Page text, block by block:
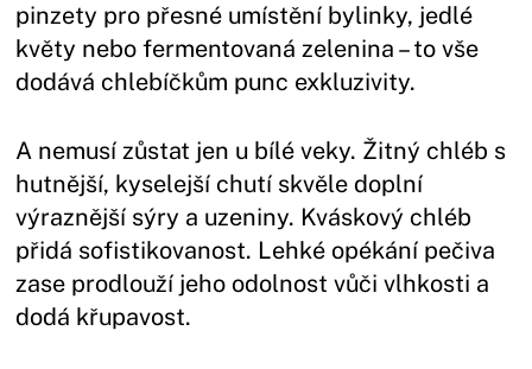
pinzety pro přesné umístění bylinky, jedlé
květy nebo fermentovaná zelenina – to vše
dodává chlebíčkům punc exkluzivity.
A nemusí zůstat jen u bílé veky. Žitný chléb s
hutnější, kyselejší chutí skvěle doplní
výraznější sýry a uzeniny. Kváskový chléb
přidá sofistikovanost. Lehké opékání pečiva
zase prodlouží jeho odolnost vůči vlhkosti a
dodá křupavost.